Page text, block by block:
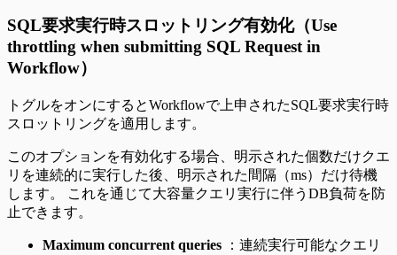
SQL要求実行時スロットリング有効化（Use
throttling when submitting SQL Request in
Workflow）
トグルをオンにするとWorkflowで上申されたSQL要求実行時
スロットリングを適用します。
このオプションを有効化する場合、明示された個数だけクエ
リを連続的に実行した後、明示された間隔（ms）だけ待機
します。 これを通じて大容量クエリ実行に伴うDB負荷を防
止できます。
Maximum concurrent queries ：連続実行可能なクエリ